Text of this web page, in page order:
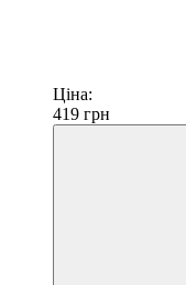
Ціна:
419 грн